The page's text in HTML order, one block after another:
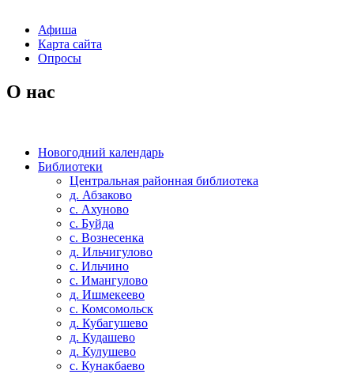
Афиша
Карта сайта
Опросы
О нас
Новогодний календарь
Библиотеки
Центральная районная библиотека
д. Абзаково
с. Ахуново
с. Буйда
с. Вознесенка
д. Ильчигулово
с. Ильчино
с. Имангулово
д. Ишмекеево
с. Комсомольск
д. Кубагушево
д. Кудашево
д. Кулушево
с. Кунакбаево